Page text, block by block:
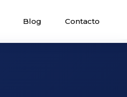
Blog Contacto